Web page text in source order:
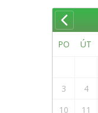
PO ÚT
3
4
10
11